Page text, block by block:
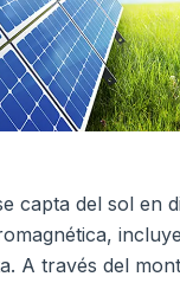
capta del sol en
A través del